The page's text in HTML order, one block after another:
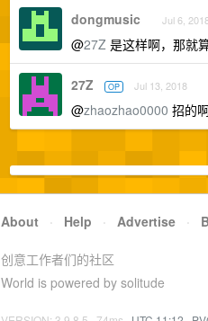
dongmusic Jul 6,
@27Z 是这样啊，那就
27Z OP Jul 13, 2018
@zhaozhao0000 招的啊
About · Help · Advertise ·
创意工作者们的社区
World is powered by solitude